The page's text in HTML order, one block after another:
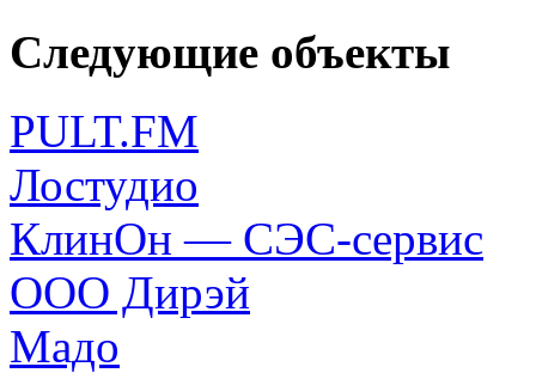
Следующие объекты
PULT.FM
Лостудио
КлинОн — СЭС-сервис
ООО Дирэй
Мадо